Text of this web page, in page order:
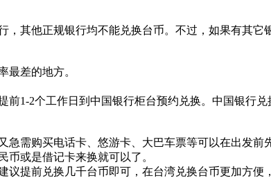
其他正规银行均不能兑换台币。不过，如果有其它
差的地方。
1-2个工作日到中国银行柜台预约兑换。中国银行兑
需购买电话卡、悠游卡、大巴车票等可以在出发
或是借记卡来换就可以了。
提前兑换几千台币即可，在台湾兑换台币更加方便